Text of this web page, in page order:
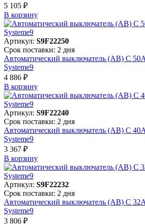
5 105 ₽
В корзинy
Артикул: S9F22250
Срок поставки: 2 дня
Автоматический выключатель (АВ) C
Systeme9
4 886 ₽
В корзинy
Артикул: S9F22240
Срок поставки: 2 дня
Автоматический выключатель (АВ) C
Systeme9
3 367 ₽
В корзинy
Артикул: S9F22232
Срок поставки: 2 дня
Автоматический выключатель (АВ) C
Systeme9
3 806 ₽